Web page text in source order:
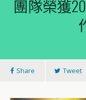
團隊榮獲
Share Tweet